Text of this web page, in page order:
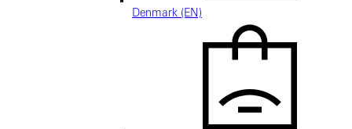
Denmark (EN)